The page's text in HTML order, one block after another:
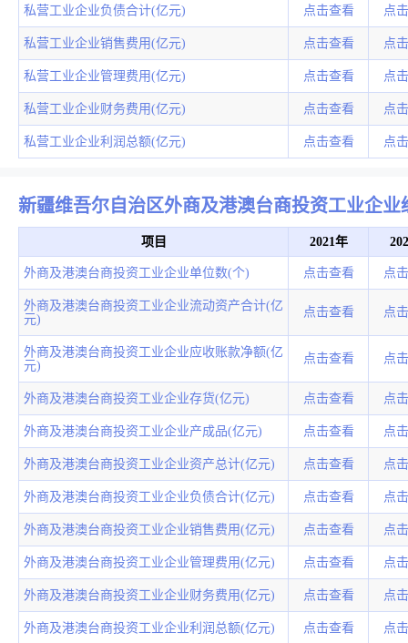
私营工业企业负债合计(亿元) 点击查看 点
私营工业企业销售费用(亿元) 点击查看 点
私营工业企业管理费用(亿元) 点击查看 点
私营工业企业财务费用(亿元) 点击查看 点
私营工业企业利润总额(亿元) 点击查看 点
新疆维吾尔自治区外商及港澳台商投资工业企业
项目 2021年
外商及港澳台商投资工业企业单位数(个) 点击查看 点
外商及港澳台商投资工业企业流动资产合计(亿
元)
点击查看 点
外商及港澳台商投资工业企业应收账款净额(亿
元)
点击查看 点
外商及港澳台商投资工业企业存货(亿元) 点击查看 点
外商及港澳台商投资工业企业产成品(亿元) 点击查看 点
外商及港澳台商投资工业企业资产总计(亿元) 点击查看 点
外商及港澳台商投资工业企业负债合计(亿元) 点击查看 点
外商及港澳台商投资工业企业销售费用(亿元) 点击查看 点
外商及港澳台商投资工业企业管理费用(亿元) 点击查看 点
外商及港澳台商投资工业企业财务费用(亿元) 点击查看 点
外商及港澳台商投资工业企业利润总额(亿元) 点击查看 点